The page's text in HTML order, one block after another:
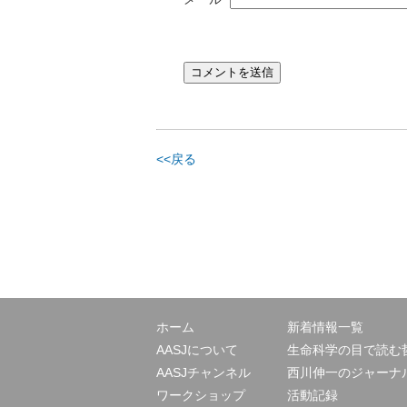
<<戻る
ホーム
AASJについて
AASJチャンネル
ワークショップ
新着情報一覧
生命科学の目で読む
西川伸一のジャーナ
活動記録